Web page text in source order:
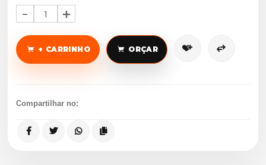
1
+ CARRINHO ORÇAR
Compartilhar no: